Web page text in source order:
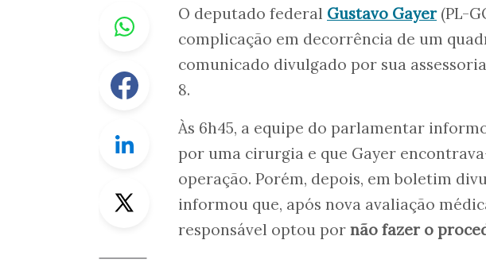
Whastapp
Facebook
Linkedin
Twitter
O deputado federal Gustavo Gayer(PL-
complicação em decorrência de um
comunicado divulgado por sua
8.
Às 6h45, a equipe do parlamentar
por uma cirurgia e que Gayer
operação. Porém, depois, em boletim
informou que, após nova avaliação
responsável optou por não fazer o